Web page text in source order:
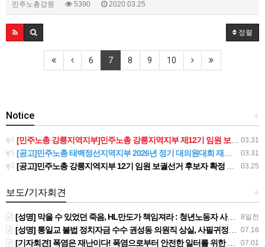
민주노총강원 5390 2020.03.25
정렬
6 7 8 9 10
+
Notice
03.31
[민주노총 강릉지역지부]민주노총 강릉지역지부 제12기 임원 보궐선거결과 공고
03.31
[공고]민주노총 태백정선지역지부 2026년 정기 대의원대회 재소집 건
03.25
[공고]민주노총 강릉지역지부 12기 임원 보궐선거 후보자 확정 공고
+
보도/기자회견
8일전
[성명] 막을 수 있었던 죽음, HL만도가 책임져라 : 청년노동자 사망사고의 철저한 진상규명과 재발방지 대책 마련하라
07.16
[성명] 통일교 불법 정치자금 수수 권성동 의원직 상실, 사필귀정이다
07.01
[기자회견] 폭염은 재난이다! 폭염으로부터 안전한 일터를 위한 민주노총 강원지역본부 폭염감시단 선포 기자회견